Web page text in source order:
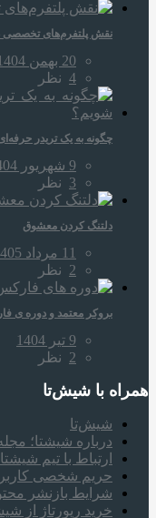
نقش پلتفرم‌های تخصصی
20 بهمن 1404
4 نظر
چگونه به یک تریدر
9 شهریور 1404
3 نظر
دلتنگ کردن معشوق
11 مرداد 1405
2 نظر
بروکر معتمد و دوره‌ ی
9 تیر 1404
2 نظر
همراه‌ با شیش‌تا
شیش‌تا
درباره شیشتا؛
ارتباط با تیم شیشتا
حریم شخصی
شرایط بازنشر
خرید رپورتاژ از